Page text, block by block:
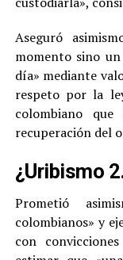
Aseguró
momento sino
día» mediante
respeto por la
colombiano
recuperación del
¿Uribismo
Prometió
colombianos» y
con